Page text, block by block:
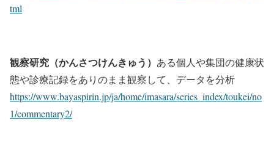
tml
観察研究（かんさつけんきゅう） ある個人や集団の健康状
態や診療記録をありのまま観察して、データを分析
https://www.bayaspirin.jp/ja/home/imasara/series_index/toukei/no
1/commentary2/